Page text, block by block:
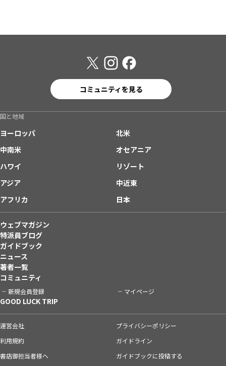
コミュニティを見る
国と地域
ヨーロッパ
北米
中南米
オセアニア
ハワイ
リゾート
アジア
中近東
アフリカ
日本
ウェブマガジン
特派員ブログ
ガイドブック
ニュース
著者一覧
コミュニティ
新規会員登録 マイページ
GOOD LUCK TRIP
運営会社
プライバシーポリシー
利用規約
ガイドライン
書店御担当者様へ
ガイドブックに投稿する